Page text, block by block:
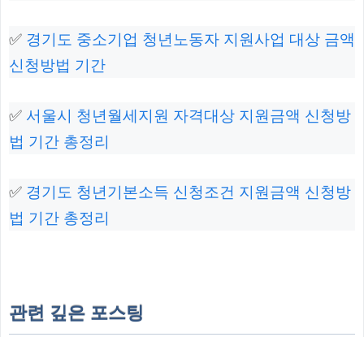
✅ 경기도 중소기업 청년노동자 지원사업 대상 금액
신청방법 기간
✅ 서울시 청년월세지원 자격대상 지원금액 신청방
법 기간 총정리
✅ 경기도 청년기본소득 신청조건 지원금액 신청방
법 기간 총정리
관련 깊은 포스팅